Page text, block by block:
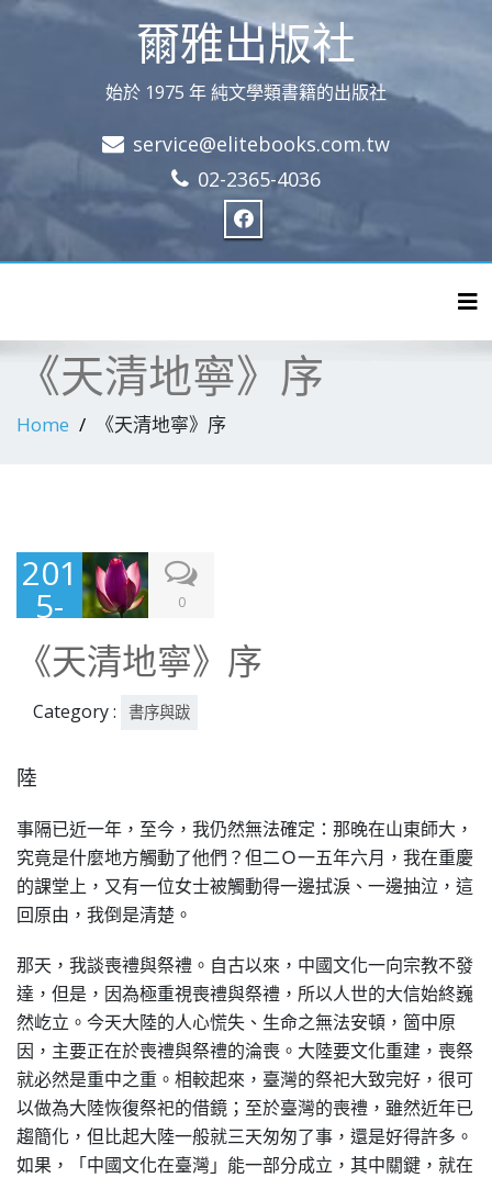
爾雅出版社
始於 1975 年 純文學類書籍的出版社
service@elitebooks.com.tw
02-2365-4036
《天清地寧》序
Home 《天清地寧》序
201
5-
10-
24
0
《天清地寧》序
Category : 書序與跋
陸
事隔已近一年，至今，我仍然無法確定：那晚在山東師大，
究竟是什麼地方觸動了他們？但二Ｏ一五年六月，我在重慶
的課堂上，又有一位女士被觸動得一邊拭淚、一邊抽泣，這
回原由，我倒是清楚。
那天，我談喪禮與祭禮。自古以來，中國文化一向宗教不發
達，但是，因為極重視喪禮與祭禮，所以人世的大信始終巍
然屹立。今天大陸的人心慌失、生命之無法安頓，箇中原
因，主要正在於喪禮與祭禮的淪喪。大陸要文化重建，喪祭
就必然是重中之重。相較起來，臺灣的祭祀大致完好，很可
以做為大陸恢復祭祀的借鏡；至於臺灣的喪禮，雖然近年已
趨簡化，但比起大陸一般就三天匆匆了事，還是好得許多。
如果，「中國文化在臺灣」能一部分成立，其中關鍵，就在